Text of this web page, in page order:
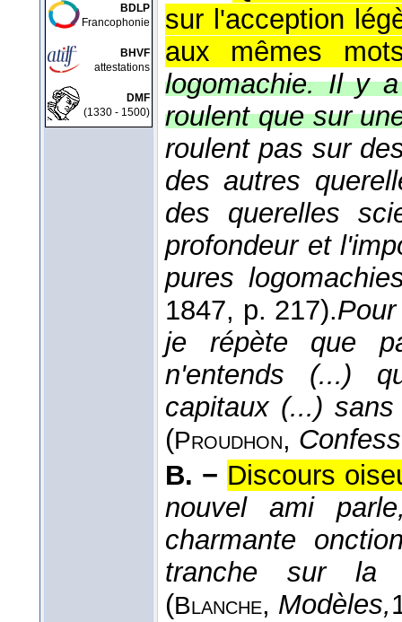
BDLP
Francophonie
BHVF
attestations
DMF
(1330 - 1500)
sur l'acception
aux mêmes
logomachie. Il y
roulent que sur
roulent pas sur
des autres
des querelles
profondeur et
pures
1847, p. 217).
je répète que
n'entends (...)
capitaux (...)
(Proudhon,
B. − Discours
nouvel ami
charmante
tranche sur la
(Blanche, Modèles,